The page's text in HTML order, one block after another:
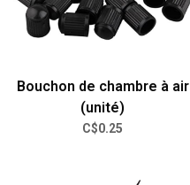
Bouchon de chambre à air
(unité)
C$0.25